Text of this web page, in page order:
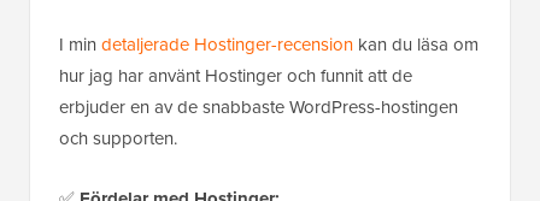
I min detaljerade Hostinger-recension kan du läsa om
hur jag har använt Hostinger och funnit att de
erbjuder en av de snabbaste WordPress-hostingen
och supporten.